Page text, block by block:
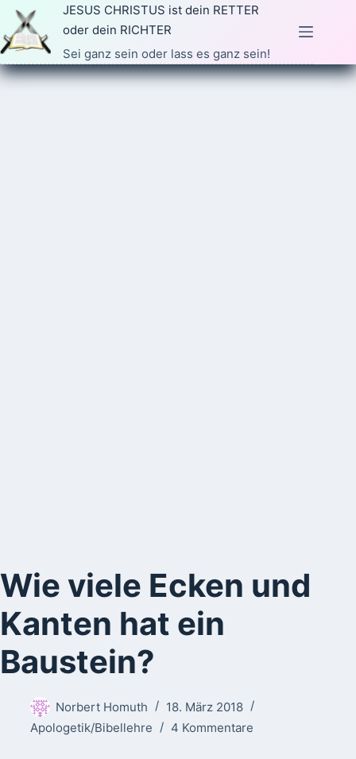
Zum
Inhalt
springen
JESUS CHRISTUS ist dein RETTER
oder dein RICHTER
Sei ganz sein oder lass es ganz sein!
Wie viele Ecken und
Kanten hat ein
Baustein?
Norbert Homuth
18. März 2018
Apologetik/Bibellehre
4 Kommentare